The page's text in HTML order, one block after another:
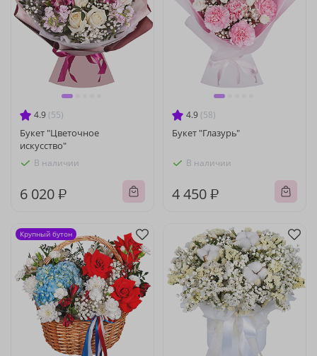
4.9 (55)
Букет "Цветочное
искусство"
В наличии
6 020 ₽
4.9 (58)
Букет "Глазурь"
В наличии
4 450 ₽
Крупный бутон